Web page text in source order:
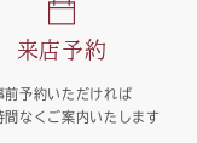
来店予約
前予約いただければ
間なくご案内いたします